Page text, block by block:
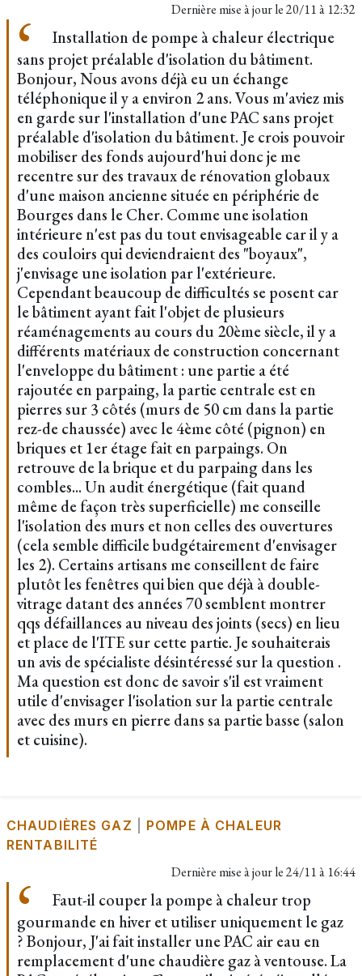
Dernière mise à jour le20/11 à 12:32
Installation de pompe à chaleur électrique
sans projet préalable d'isolation du bâtiment.
Bonjour, Nous avons déjà eu un échange
téléphonique il y a environ 2 ans. Vous m'aviez mis
en garde sur l'installation d'une PAC sans projet
préalable d'isolation du bâtiment. Je crois pouvoir
mobiliser des fonds aujourd'hui donc je me
recentre sur des travaux de rénovation globaux
d'une maison ancienne située en périphérie de
Bourges dans le Cher. Comme une isolation
intérieure n'est pas du tout envisageable car il y a
des couloirs qui deviendraient des "boyaux",
j'envisage une isolation par l'extérieure.
Cependant beaucoup de difficultés se posent car
le bâtiment ayant fait l'objet de plusieurs
réaménagements au cours du 20ème siècle, il y a
différents matériaux de construction concernant
l'enveloppe du bâtiment : une partie a été
rajoutée en parpaing, la partie centrale est en
pierres sur 3 côtés (murs de 50 cm dans la partie
rez-de chaussée) avec le 4ème côté (pignon) en
briques et 1er étage fait en parpaings. On
retrouve de la brique et du parpaing dans les
combles... Un audit énergétique (fait quand
même de façon très superficielle) me conseille
l'isolation des murs et non celles des ouvertures
(cela semble difficile budgétairement d'envisager
les 2). Certains artisans me conseillent de faire
plutôt les fenêtres qui bien que déjà à double-
vitrage datant des années 70 semblent montrer
qqs défaillances au niveau des joints (secs) en lieu
et place de l'ITE sur cette partie. Je souhaiterais
un avis de spécialiste désintéressé sur la question .
Ma question est donc de savoir s'il est vraiment
utile d'envisager l'isolation sur la partie centrale
avec des murs en pierre dans sa partie basse (salon
et cuisine).
CHAUDIÈRES GAZ
POMPE À CHALEUR
RENTABILITÉ
Dernière mise à jour le24/11 à 16:44
Faut-il couper la pompe à chaleur trop
gourmande en hiver et utiliser uniquement le gaz
? Bonjour, J'ai fait installer une PAC air eau en
remplacement d'une chaudière gaz à ventouse. La